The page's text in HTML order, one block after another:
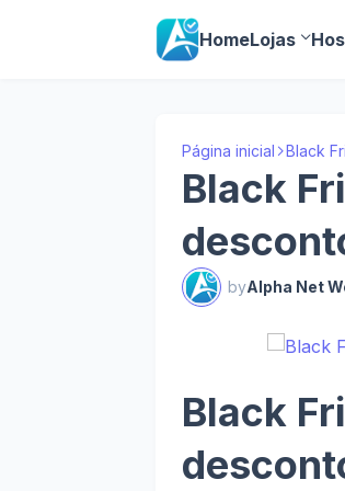
HomeLojas
Página inicial Black
Black
byAlpha Net
Black